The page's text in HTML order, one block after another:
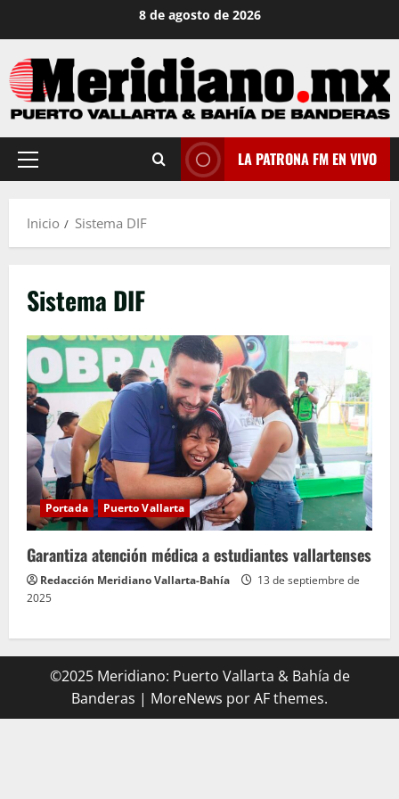
contenido
8 de agosto de 2026
Menú
LA PATRONA FM EN VIVO
Inicio Sistema DIF
Sistema DIF
Portada Puerto Vallarta
Garantiza atención médica a estudiantes vallartenses
Redacción Meridiano Vallarta-Bahía
13 de septiembre de
2025
©2025 Meridiano: Puerto Vallarta & Bahía de
Banderas | MoreNews por AF themes.